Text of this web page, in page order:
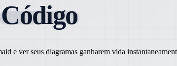
Código
e ver seus diagramas ganharem vida